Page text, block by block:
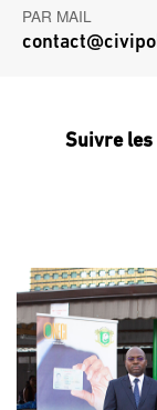
PAR MAIL
Suivre les